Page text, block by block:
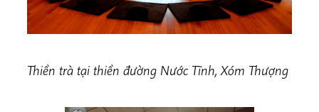
Thiền trà tại thiền đường Nước Tĩnh, Xóm Thượng